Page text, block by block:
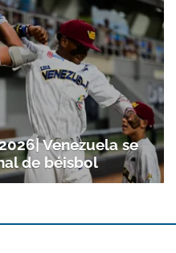
a nuestro boletín.
ACEPTAR
Venezuela se
de béisbol